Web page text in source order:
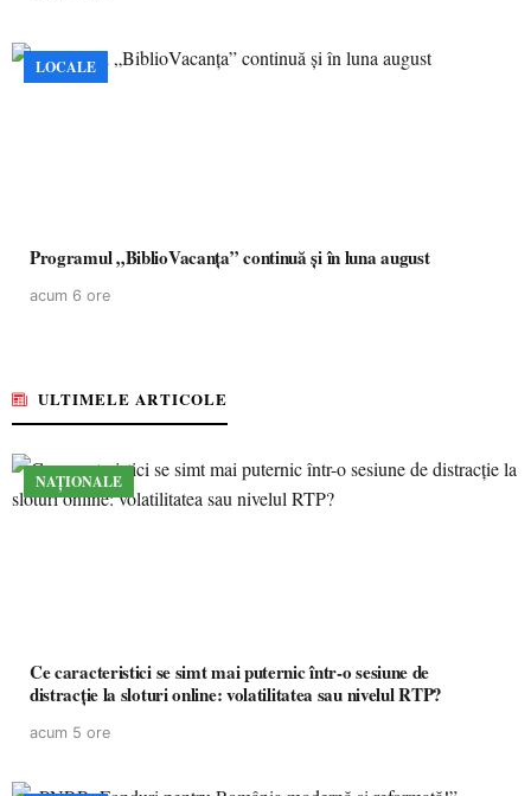
LOCALE
Programul „BiblioVacanța” continuă și în luna august
acum 6 ore
ULTIMELE ARTICOLE
NAȚIONALE
Ce caracteristici se simt mai puternic într-o sesiune de
distracție la sloturi online: volatilitatea sau nivelul RTP?
acum 5 ore